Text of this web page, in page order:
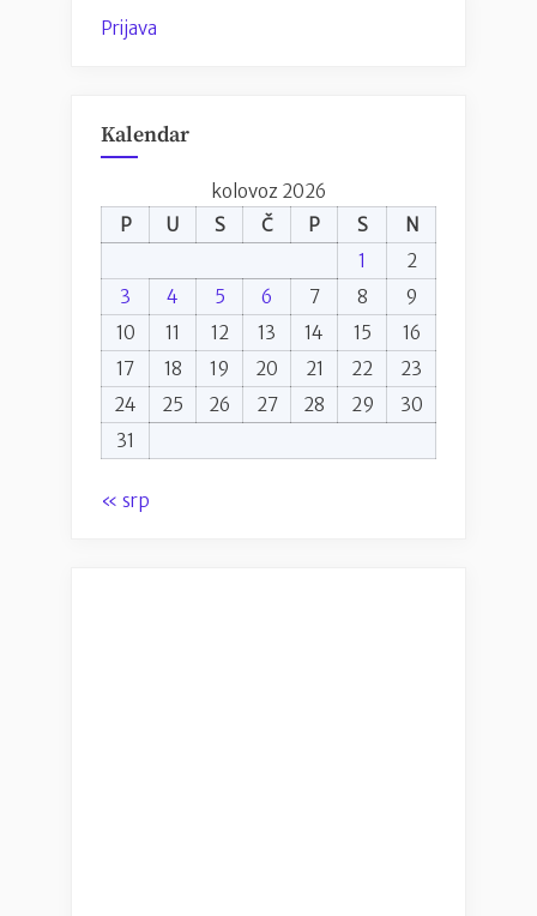
Prijava
Kalendar
kolovoz 2026
P
U S Č P S
N
1
2
3
4 5 6 7 8
9
10
11 12 13 14 15
16
17
18 19 20 21 22
23
24
25 26 27 28 29
30
31
« srp